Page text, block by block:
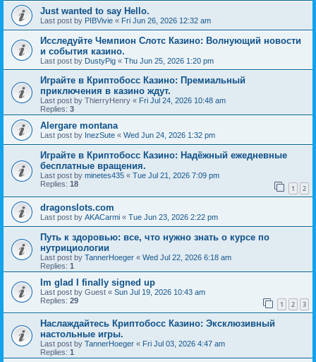
Just wanted to say Hello.
Last post by PIBVivie « Fri Jun 26, 2026 12:32 am
Исследуйте Чемпион Слотс Казино: Волнующий новости
и события казино.
Last post by DustyPig « Thu Jun 25, 2026 1:20 pm
Играйте в Криптобосс Казино: Премиальный
приключения в казино ждут.
Last post by ThierryHenry « Fri Jul 24, 2026 10:48 am
Replies: 3
Alergare montana
Last post by InezSute « Wed Jun 24, 2026 1:32 pm
Играйте в Криптобосс Казино: Надёжный ежедневные
бесплатные вращения.
Last post by minetes435 « Tue Jul 21, 2026 7:09 pm
Replies: 18 1 2
dragonslots.com
Last post by AKACarmi « Tue Jun 23, 2026 2:22 pm
Путь к здоровью: все, что нужно знать о курсе по
нутрициологии
Last post by TannerHoeger « Wed Jul 22, 2026 6:18 am
Replies: 1
Im glad I finally signed up
Last post by Guest « Sun Jul 19, 2026 10:43 am
Replies: 29 1 2 3
Наслаждайтесь Криптобосс Казино: Эксклюзивный
настольные игры.
Last post by TannerHoeger « Fri Jul 03, 2026 4:47 am
Replies: 1